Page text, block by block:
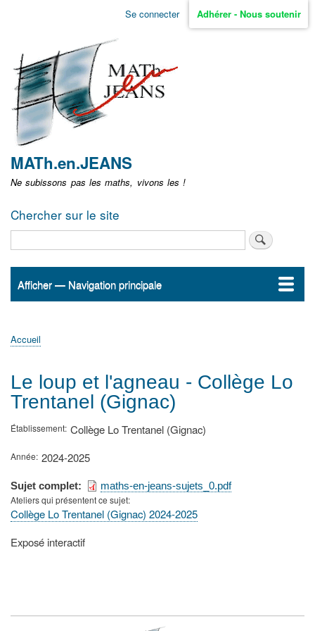
Aller
non
identifié
Se connecter Adhérer - Nous soutenir
MATh.en.JEANS
Ne subissons pas les maths, vivons les !
Chercher sur le site
Navigation
Afficher — Navigation principale
Accueil
ActualitésMATh.en.JEANS ?
Régions et Ateliers
Créer, gérer un atelier
Sujets/Publications
Congrès
d'Ariane
Accueil
Le loup et l'agneau - Collège Lo
Trentanel (Gignac)
Établissement Collège Lo Trentanel (Gignac)
Année 2024-2025
Sujet complet
maths-en-jeans-sujets_0.pdf
Ateliers qui présentent ce sujet
Collège Lo Trentanel (Gignac) 2024-2025
Type
Exposé interactif